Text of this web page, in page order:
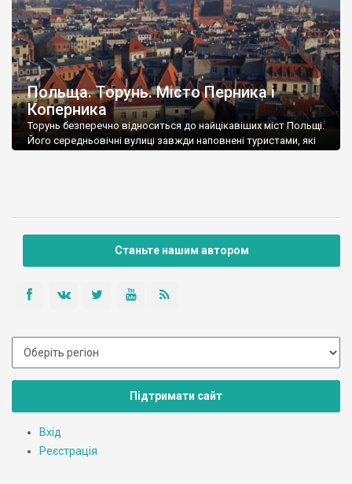
Польща. Торунь. Місто Перника і
Коперника
Торунь безперечно відноситься до найцікавіших міст Польщі.
Його середньовічні вулиці завжди наповнені туристами, які
історичний центр Торуня – об’єкт Світової спадщини. Серед
Станьте нашим автором
Підтримати сайт
Вхід
Реєстрація